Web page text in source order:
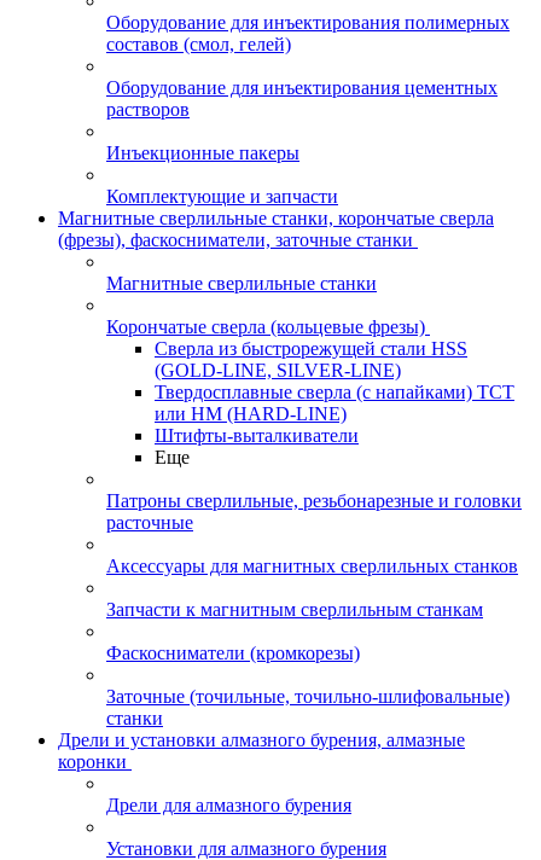
Оборудование для инъектирования полимерных
составов (смол, гелей)
Оборудование для инъектирования цементных
растворов
Инъекционные пакеры
Комплектующие и запчасти
Магнитные сверлильные станки, корончатые сверла
(фрезы), фаскосниматели, заточные станки
Магнитные сверлильные станки
Корончатые сверла (кольцевые фрезы)
Сверла из быстрорежущей стали HSS
(GOLD-LINE, SILVER-LINE)
Твердосплавные сверла (с напайками) ТСТ
или HM (HARD-LINE)
Штифты-выталкиватели
Еще
Патроны сверлильные, резьбонарезные и головки
расточные
Аксессуары для магнитных сверлильных станков
Запчасти к магнитным сверлильным станкам
Фаскосниматели (кромкорезы)
Заточные (точильные, точильно-шлифовальные)
станки
Дрели и установки алмазного бурения, алмазные
коронки
Дрели для алмазного бурения
Установки для алмазного бурения